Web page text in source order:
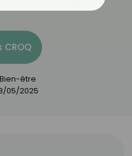
CROQ
être
05/2025